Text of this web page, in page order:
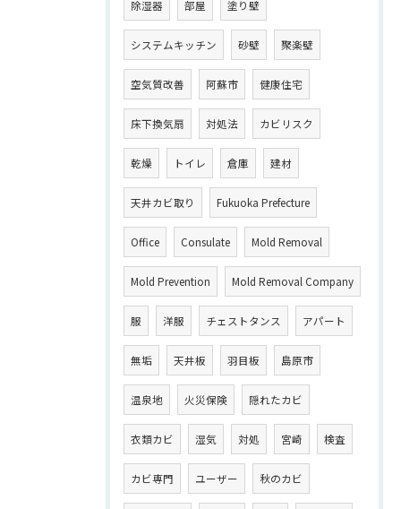
除湿器 部屋 塗り壁
システムキッチン 砂壁 聚楽壁
空気質改善 阿蘇市 健康住宅
床下換気扇 対処法 カビリスク
乾燥 トイレ 倉庫 建材
天井カビ取り Fukuoka Prefecture
Office Consulate Mold Removal
Mold Prevention Mold Removal Company
服 洋服 チェストタンス アパート
無垢 天井板 羽目板 島原市
温泉地 火災保険 隠れたカビ
衣類カビ 湿気 対処 宮崎 検査
カビ専門 ユーザー 秋のカビ